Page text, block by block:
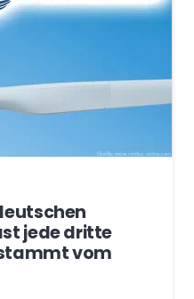
jede dritte
vom